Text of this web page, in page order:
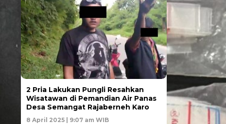
2 Pria Lakukan Pungli Resahkan
Wisatawan di Pemandian Air Panas
Desa Semangat Rajaberneh Karo
8 April 2025 | 9:07 am WIB